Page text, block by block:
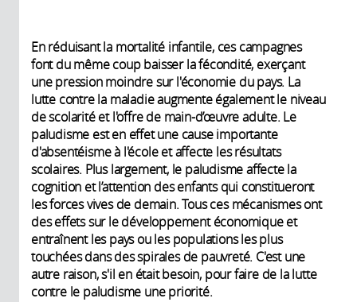
En réduisant la mortalité infantile, ces campagnes
font du même coup baisser la fécondité, exerçant
une pression moindre sur l'économie du pays. La
lutte contre la maladie augmente également le niveau
de scolarité et l'offre de main-d’œuvre adulte. Le
paludisme est en effet une cause importante
d'absentéisme à l'école et affecte les résultats
scolaires. Plus largement, le paludisme affecte la
cognition et l’attention des enfants qui constitueront
les forces vives de demain. Tous ces mécanismes ont
des effets sur le développement économique et
entraînent les pays ou les populations les plus
touchées dans des spirales de pauvreté. C'est une
autre raison, s'il en était besoin, pour faire de la lutte
contre le paludisme une priorité.